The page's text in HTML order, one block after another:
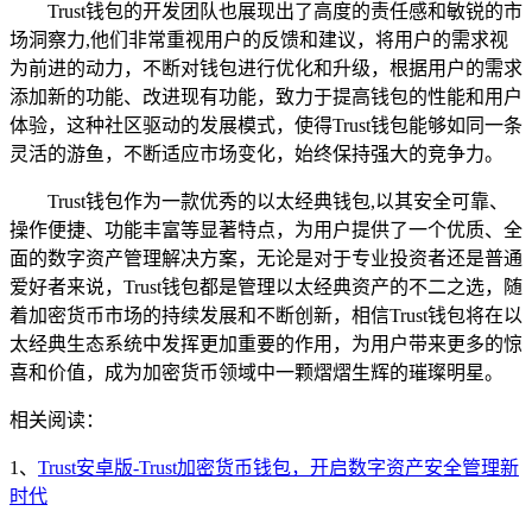
Trust钱包的开发团队也展现出了高度的责任感和敏锐的市
场洞察力,他们非常重视用户的反馈和建议，将用户的需求视
为前进的动力，不断对钱包进行优化和升级，根据用户的需求
添加新的功能、改进现有功能，致力于提高钱包的性能和用户
体验，这种社区驱动的发展模式，使得Trust钱包能够如同一条
灵活的游鱼，不断适应市场变化，始终保持强大的竞争力。
Trust钱包作为一款优秀的以太经典钱包,以其安全可靠、
操作便捷、功能丰富等显著特点，为用户提供了一个优质、全
面的数字资产管理解决方案，无论是对于专业投资者还是普通
爱好者来说，Trust钱包都是管理以太经典资产的不二之选，随
着加密货币市场的持续发展和不断创新，相信Trust钱包将在以
太经典生态系统中发挥更加重要的作用，为用户带来更多的惊
喜和价值，成为加密货币领域中一颗熠熠生辉的璀璨明星。
相关阅读：
1、 Trust安卓版-Trust加密货币钱包，开启数字资产安全管理新
时代